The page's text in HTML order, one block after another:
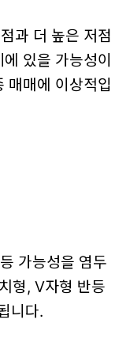
과 더 높은 저점
있을 가능성이
매매에 이상적입
가능성을 염두
형, V자형 반등
니다.